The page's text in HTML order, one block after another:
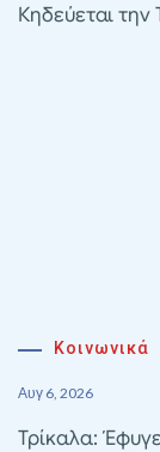
Κηδεύεται
Κοινωνικά
Αυγ 6, 2026
Τρίκαλα: